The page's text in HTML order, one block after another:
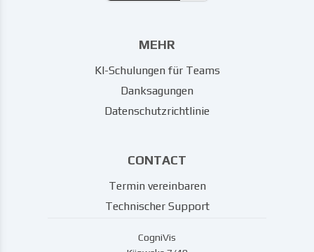
MEHR
KI-Schulungen für Teams
Danksagungen
Datenschutzrichtlinie
CONTACT
Termin vereinbaren
Technischer Support
CogniVis